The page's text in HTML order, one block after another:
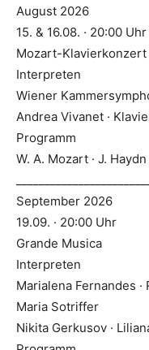
August 2026
15. & 16.08. · 20:00 Uhr
Mozart-Klavierkonzert
Interpreten
Wiener
Andrea Vivanet ·
Programm
W. A. Mozart · J.
September 2026
19.09. · 20:00 Uhr
Grande Musica
Interpreten
Marialena Fernandes ·
Maria Sotriffer
Nikita Gerkusov ·